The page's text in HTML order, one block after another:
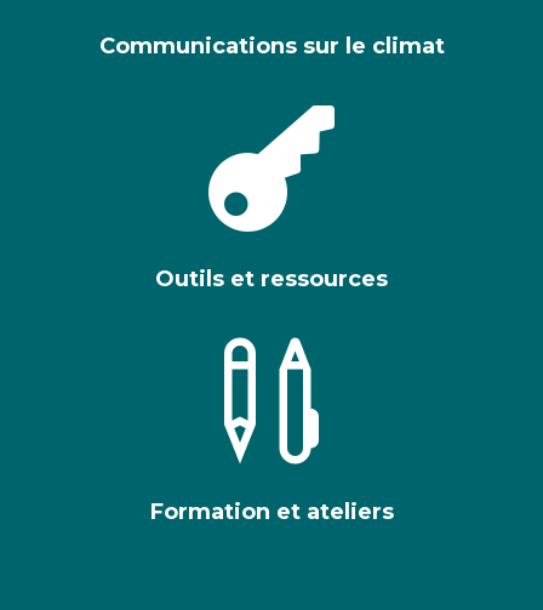
Communications sur le climat

Outils et ressources

Formation et ateliers